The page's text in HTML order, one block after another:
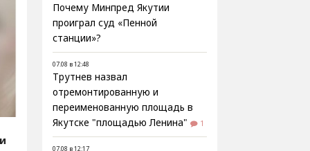
Почему Минпред Якутии
проиграл суд «Пенной
станции»?
07.08 в 12:48
Трутнев назвал
отремонтированную и
переименованную площадь в
Якутске "площадью Ленина"
1
07.08 в 12:17